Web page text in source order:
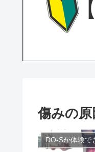
傷みの原
DO-Sが体験で